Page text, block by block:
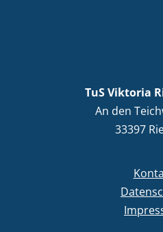
TuS Viktoria
An den
33397